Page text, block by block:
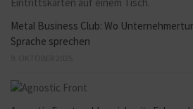
Metal Business Club: Wo
Sprache sprechen